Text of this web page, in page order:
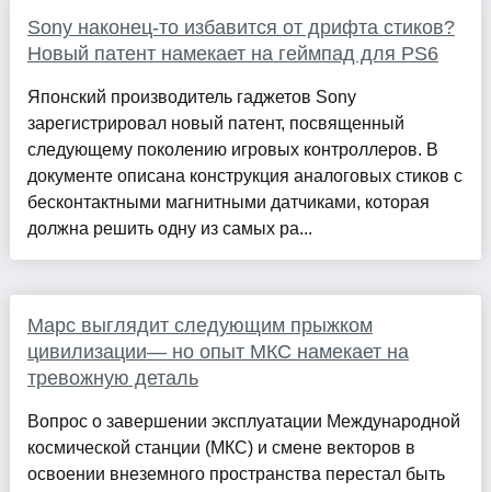
Sony наконец-то избавится от дрифта стиков?
Новый патент намекает на геймпад для PS6
Японский производитель гаджетов Sony
зарегистрировал новый патент, посвященный
следующему поколению игровых контроллеров. В
документе описана конструкция аналоговых стиков с
бесконтактными магнитными датчиками, которая
должна решить одну из самых ра...
Марс выглядит следующим прыжком
цивилизации— но опыт МКС намекает на
тревожную деталь
Вопрос о завершении эксплуатации Международной
космической станции (МКС) и смене векторов в
освоении внеземного пространства перестал быть